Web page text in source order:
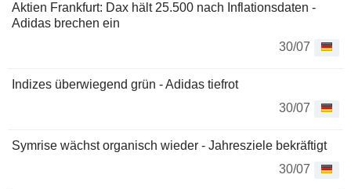
Aktien Frankfurt: Dax hält 25.500 nach Inflationsdaten -
Adidas brechen ein
30/07
Indizes überwiegend grün - Adidas tiefrot
30/07
Symrise wächst organisch wieder - Jahresziele bekräftigt
30/07